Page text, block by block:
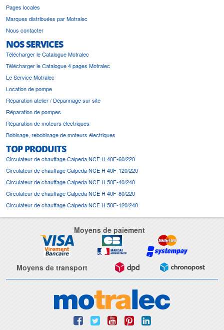
Pages locales
Marques distribuées par Motralec
Nous contacter
NOS SERVICES
Télécharger le Catalogue Motralec
Télécharger le Catalogue 4 pages Motralec
Le Service Motralec
Location de pompe
Réparation atelier / Dépannage sur site
Réparation de pompes
Réparation de moteurs électriques
Bobinage, rebobinage de moteurs électriques
TOP PRODUITS
Circulateur de chauffage Calpeda NCE H 40F-60/220
Circulateur de chauffage Calpeda NCE H 40F-120/220
Circulateur de chauffage Calpeda NCE H 50F-40/240
Circulateur de chauffage Calpeda NCE H 40F-80/220
Circulateur de chauffage Calpeda NCE H 50F-120/240
Moyens de paiement
Moyens de transport